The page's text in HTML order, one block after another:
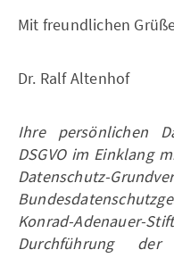
Mit freundlichen
Dr. Ralf Altenhof
Ihre persönlichen
DSGVO im Einklang
Datenschutz-
Konrad-Adenauer-
Durchführung der